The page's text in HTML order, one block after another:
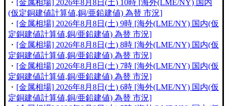
・ [金属相場] 2026年8月8日(土) 10時 [海外(LME/NY) 国内
(仮定銅建値計算値,銅/亜鉛建値) 為替 市況]
・ [金属相場] 2026年8月8日(土) 9時 [海外(LME/NY) 国内(仮
定銅建値計算値,銅/亜鉛建値) 為替 市況]
・ [金属相場] 2026年8月8日(土) 8時 [海外(LME/NY) 国内(仮
定銅建値計算値,銅/亜鉛建値) 為替 市況]
・ [金属相場] 2026年8月8日(土) 7時 [海外(LME/NY) 国内(仮
定銅建値計算値,銅/亜鉛建値) 為替 市況]
・ [金属相場] 2026年8月8日(土) 6時 [海外(LME/NY) 国内(仮
定銅建値計算値,銅/亜鉛建値) 為替 市況]